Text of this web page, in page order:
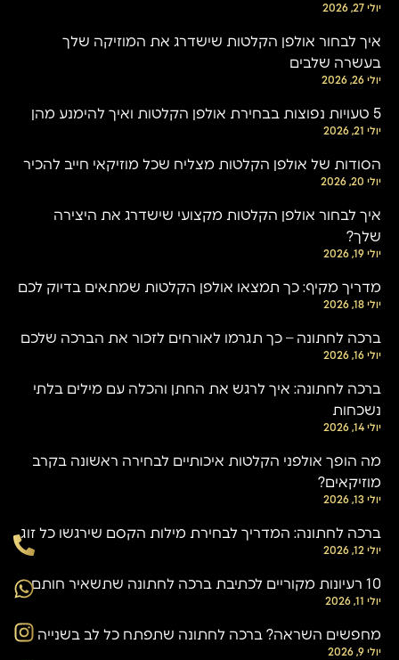
יולי 27, 2026
איך לבחור אולפן הקלטות שישדרג את המוזיקה שלך
בעשרה שלבים
יולי 26, 2026
5 טעויות נפוצות בבחירת אולפן הקלטות ואיך להימנע מהן
יולי 21, 2026
הסודות של אולפן הקלטות מצליח שכל מוזיקאי חייב להכיר
יולי 20, 2026
איך לבחור אולפן הקלטות מקצועי שישדרג את היצירה
שלך?
יולי 19, 2026
מדריך מקיף: כך תמצאו אולפן הקלטות שמתאים בדיוק לכם
יולי 18, 2026
ברכה לחתונה – כך תגרמו לאורחים לזכור את הברכה שלכם
יולי 16, 2026
ברכה לחתונה: איך לרגש את החתן והכלה עם מילים בלתי
נשכחות
יולי 14, 2026
מה הופך אולפני הקלטות איכותיים לבחירה ראשונה בקרב
מוזיקאים?
יולי 13, 2026
ברכה לחתונה: המדריך לבחירת מילות הקסם שירגשו כל זוג
יולי 12, 2026
10 רעיונות מקוריים לכתיבת ברכה לחתונה שתשאיר חותם
יולי 11, 2026
מחפשים השראה? ברכה לחתונה שתפתח כל לב בשנייה
יולי 9, 2026